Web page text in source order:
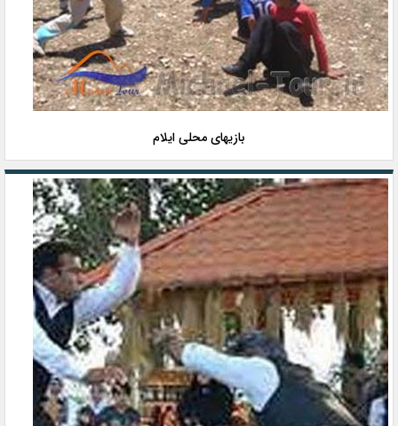
بازیهای محلی ایلام